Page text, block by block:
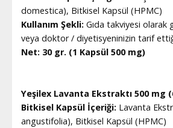
domestica), Bitkisel Kapsül (HPMC)
Kullanım Şekli: Gıda takviyesi olarak
veya doktor / diyetisyeninizin tarif
Net: 30 gr. (1 Kapsül 500 mg)
Yeşilex Lavanta Ekstraktı 500 mg
Bitkisel Kapsül İçeriği: Lavanta
angustifolia), Bitkisel Kapsül (HPMC)